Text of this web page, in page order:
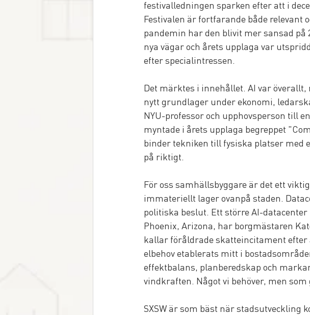
festivalledningen sparken efter att i
Festivalen är fortfarande både relevant
pandemin har den blivit mer sansad på
nya vägar och årets upplaga var
efter specialintressen.
Det märktes i innehållet. AI var
nytt grundlager under ekonomi,
NYU-professor och upphovsperson till
myntade i årets upplaga begreppet
binder tekniken till fysiska platser
på riktigt.
För oss samhällsbyggare är det ett
immateriellt lager ovanpå staden.
politiska beslut. Ett större AI-
Phoenix, Arizona, har borgmästaren
kallar föråldrade skatteincitament
elbehov etablerats mitt i
effektbalans, planberedskap och
vindkraften. Något vi behöver, men
SXSW är som bäst när stadsutveckling